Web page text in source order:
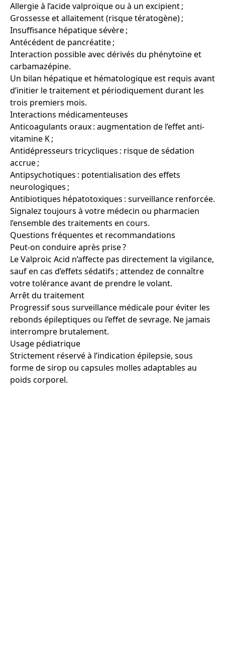
Allergie à l’acide valproïque ou à un excipient ;
Grossesse et allaitement (risque tératogène) ;
Insuffisance hépatique sévère ;
Antécédent de pancréatite ;
Interaction possible avec dérivés du phénytoïne et
carbamazépine.
Un bilan hépatique et hé­ma­tologique est requis avant
d’initier le traitement et périodiquement durant les
trois premiers mois.
Interactions médicamenteuses
Anticoagulants oraux : augmentation de l’effet anti-
vitamine K ;
Antidépresseurs tricycliques : risque de sédation
accrue ;
Antipsychotiques : potentialisation des effets
neurologiques ;
Antibiotiques hépatotoxiques : surveillance renforcée.
Signalez toujours à votre médecin ou pharmacien
l’ensemble des traitements en cours.
Questions fréquentes et recommandations
Peut-on conduire après prise ?
Le Valproic Acid n’affecte pas directement la vigilance,
sauf en cas d’effets sédatifs ; attendez de connaître
votre tolérance avant de prendre le volant.
Arrêt du traitement
Progressif sous surveillance médicale pour éviter les
rebonds épileptiques ou l’effet de sevrage. Ne jamais
interrompre brutalement.
Usage pédiatrique
Strictement réservé à l’indication épilepsie, sous
forme de sirop ou capsules molles adaptables au
poids corporel.